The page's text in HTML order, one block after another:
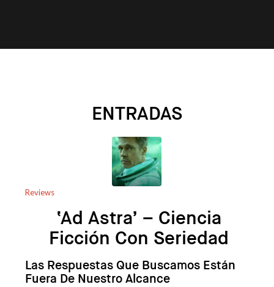
ENTRADAS
Reviews
‘Ad Astra’ – Ciencia
Ficción Con Seriedad
Las Respuestas Que Buscamos Están
Fuera De Nuestro Alcance